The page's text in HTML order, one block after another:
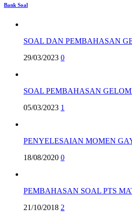
Bank Soal
SOAL DAN PEMBAHASAN
29/03/2023 0
SOAL PEMBAHASAN
05/03/2023 1
PENYELESAIAN MOMEN
18/08/2020 0
PEMBAHASAN SOAL PTS
21/10/2018 2